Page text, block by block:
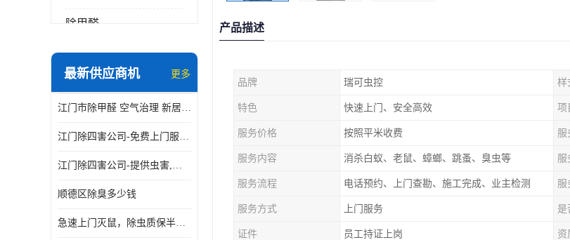
除甲醛
最新供应商机 更多
江门市除甲醛 空气治理 新居除异味 除苯 装修后异味清除
江门除四害公司-免费上门服务-随叫随到
江门除四害公司-提供虫害,病毒等全面消杀服务
顺德区除臭多少钱
急速上门灭鼠，除虫质保半年，白蚁、跳蚤、臭虫、蟑螂、德国小镰
产品描述
品牌 瑞可虫控 样
特色 快速上门、安全高效 项
服务价格 按照平米收费 服
服务内容 消杀白蚁、老鼠、蟑螂、跳蚤、臭虫等 服
服务流程 电话预约、上门查勘、施工完成、业主检测 服
服务方式 上门服务 是
证件 员工持证上岗 资